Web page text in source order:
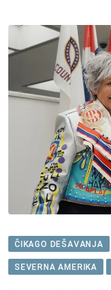
ČIKAGO DEŠAVANJA
SEVERNA AMERIKA